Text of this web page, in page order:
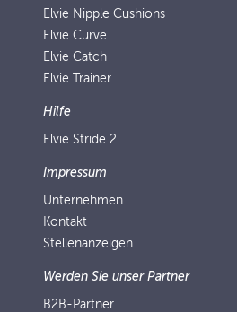
Elvie Nipple Cushions
Elvie Curve
Elvie Catch
Elvie Trainer
Hilfe
Elvie Stride 2
Impressum
Unternehmen
Kontakt
Stellenanzeigen
Werden Sie unser Partner
B2B-Partner